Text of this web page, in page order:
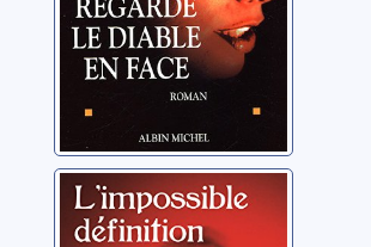
L'impossible
définition du mal